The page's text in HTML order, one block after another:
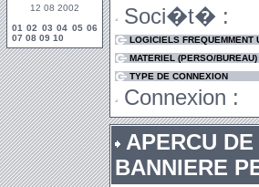
12 08 2002
01 02 03 04 05 06
07 08 09 10
Soci�t� :
LOGICIELS FREQUEMMENT
MATERIEL (PERSO/BUREAU)
TYPE DE CONNEXION
Connexion :
APERCU
BANNIERE